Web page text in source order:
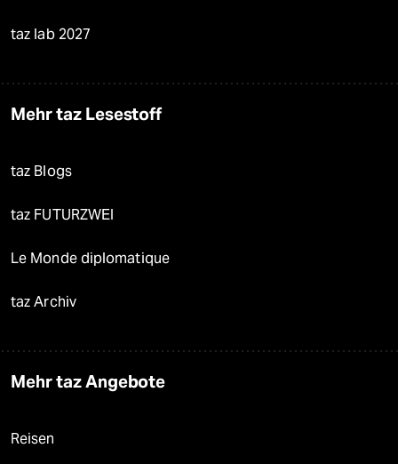
taz lab 2027
Mehr taz Lesestoff
taz Blogs
taz FUTURZWEI
Le Monde diplomatique
taz Archiv
Mehr taz Angebote
Reisen